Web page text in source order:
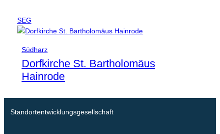
SEG
Südharz
Dorfkirche St. Bartholomäus
Hainrode
Standortentwicklungsgesellschaft